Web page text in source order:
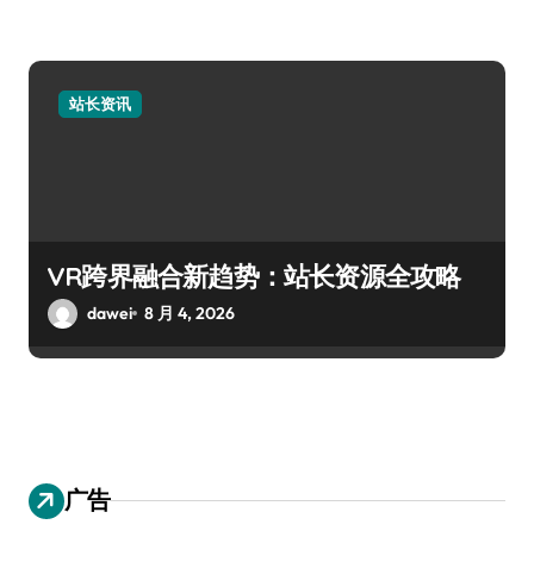
站长资讯
VR跨界融合新趋势：站长资源全攻略
dawei 8 月 4, 2026
广告